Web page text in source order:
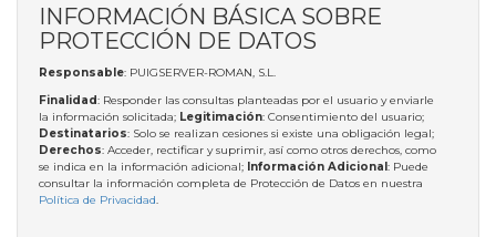
INFORMACIÓN BÁSICA SOBRE
PROTECCIÓN DE DATOS
Responsable: PUIGSERVER-ROMAN, S.L.
Finalidad: Responder las consultas planteadas por el usuario y enviarle
la información solicitada; Legitimación: Consentimiento del usuario;
Destinatarios: Solo se realizan cesiones si existe una obligación legal;
Derechos: Acceder, rectificar y suprimir, así como otros derechos, como
se indica en la información adicional; Información Adicional: Puede
consultar la información completa de Protección de Datos en nuestra
Política de Privacidad.